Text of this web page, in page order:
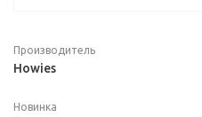
Производитель
Howies
Новинка